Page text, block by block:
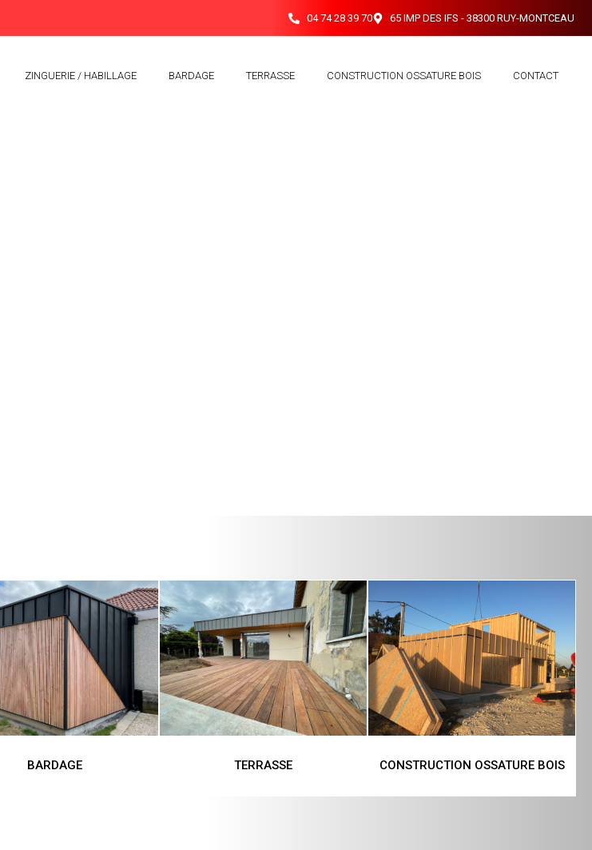
04 74 28 39 70 65 IMP DES IFS - 38300 RUY-MONTCEAU
ZINGUERIE / HABILLAGE BARDAGE TERRASSE CONSTRUCTION OSSATURE BOIS CONTACT
BARDAGE TERRASSE CONSTRUCTION OSSATURE BOIS